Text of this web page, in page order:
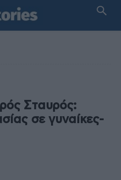
Σταυρός:
σε γυναίκες-